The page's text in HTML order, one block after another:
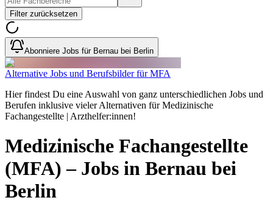
Filter zurücksetzen
Abonniere Jobs für Bernau bei Berlin
Alternative Jobs und Berufsbilder für MFA
Hier findest Du eine Auswahl von ganz unterschiedlichen Jobs und
Berufen inklusive vieler Alternativen für Medizinische
Fachangestellte | Arzthelfer:innen!
Medizinische Fachangestellte
(MFA) – Jobs in Bernau bei
Berlin